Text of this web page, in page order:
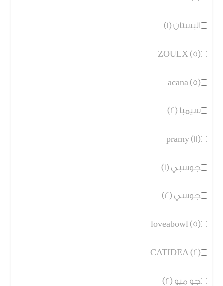
البستان (1)
ZOULX (5)
acana (5)
سيمبا (2)
pramy (11)
جوسبي (1)
جوسي (2)
loveabowl (5)
CATIDEA (2)
جو ميو (2)